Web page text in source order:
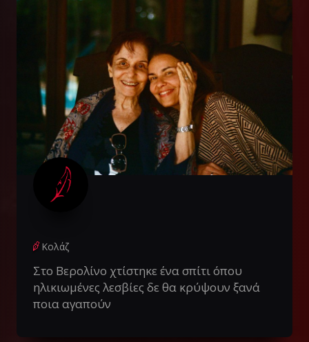
Κολάζ
Στο Βερολίνο χτίστηκε ένα σπίτι όπου
ηλικιωμένες λεσβίες δε θα κρύψουν ξανά
ποια αγαπούν